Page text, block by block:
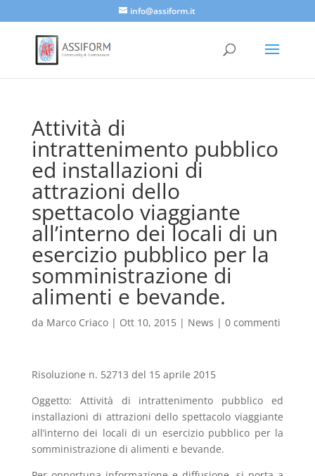
info@assiform.it
Attività di
intrattenimento pubblico
ed installazioni di
attrazioni dello
spettacolo viaggiante
all’interno dei locali di un
esercizio pubblico per la
somministrazione di
alimenti e bevande.
da Marco Criaco| Ott 10, 2015| News | 0 commenti
Risoluzione n. 52713 del 15 aprile 2015
Oggetto: Attività di intrattenimento pubblico ed
installazioni di attrazioni dello spettacolo viaggiante
all’interno dei locali di un esercizio pubblico per la
somministrazione di alimenti e bevande.